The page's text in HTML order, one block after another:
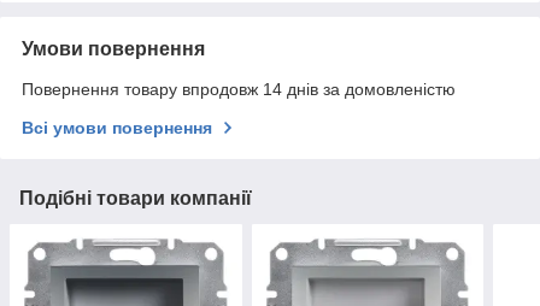
Умови повернення
Повернення товару впродовж 14 днів за домовленістю
Всі умови повернення
Подібні товари компанії